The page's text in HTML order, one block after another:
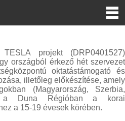
projekt (DRP0401527)
országból érkező hét szervezet
oktatástámogató és
illetőleg előkészítése, amely
(Magyarország, Szerbia,
a Duna Régióban a korai
a 15-19 évesek körében.